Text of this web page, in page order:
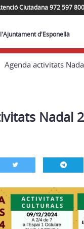
Ciutadana 972 597 800
d'Esponellà
Agenda activitats
Nadal